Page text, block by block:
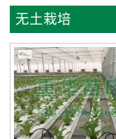
无土栽培